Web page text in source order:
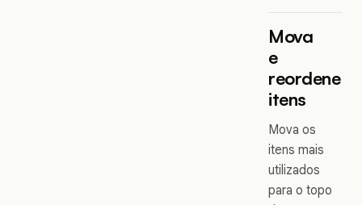
Mova
e
reordene
itens
Mova os
itens mais
utilizados
para o topo